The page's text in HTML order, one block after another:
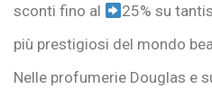
sconti fino al
25% su
più prestigiosi del mondo
Nelle profumerie Douglas e